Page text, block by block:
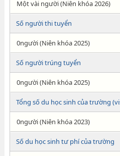
Một vài người (Niên khóa 2026)
Số người thi tuyển
0người (Niên khóa 2025)
Số người trúng tuyển
0người (Niên khóa 2025)
Tổng số du học sinh của trường
0người (Niên khóa 2023)
Số du học sinh tư phí của trường